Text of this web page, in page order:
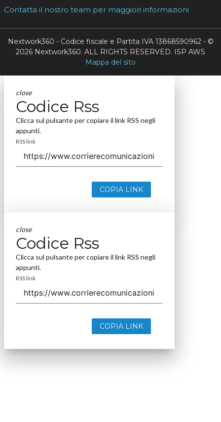
Contatta il nostro team per maggiori informazioni
Nextwork360 - Codice fiscale e Partita IVA 13868590962 - ©
2026 Nextwork360. ALL RIGHTS RESERVED. ISP AWS
Mappa del sito
close
Codice Rss
Clicca sul pulsante per copiare il link RSS negli
appunti.
RSS link
COPIA LINK
close
Codice Rss
Clicca sul pulsante per copiare il link RSS negli
appunti.
RSS link
COPIA LINK